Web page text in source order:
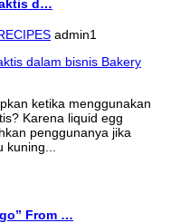
d…
admin1
ketika menggunakan
Karena liquid egg
penggunanya jika
kuning...
From …